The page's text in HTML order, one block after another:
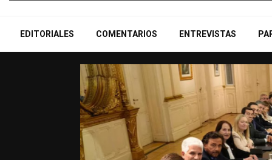
EDITORIALES COMENTARIOS ENTREVISTAS